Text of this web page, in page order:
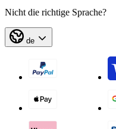
Nicht die richtige Sprache?
de